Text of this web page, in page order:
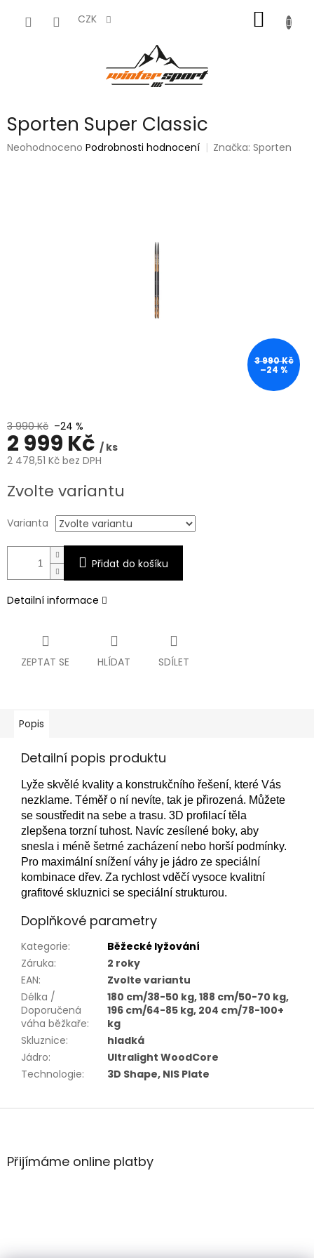
CZK
KOŠÍK
Sporten Super Classic
Průměrné
Neohodnoceno Podrobnosti hodnocení Značka:Sporten
3 990 Kč
–24 %
3 990 Kč –24 %
2 999 Kč / ks
2 478,51 Kč bez DPH
cena:
Zvolte variantu
Varianta
Přidat do košíku
Detailní informace
ZEPTAT SE HLÍDAT SDÍLET
Popis
Detailní popis produktu
Lyže skvělé kvality a konstrukčního řešení, které Vás
nezklame. Téměř o ní nevíte, tak je přirozená. Můžete
se soustředit na sebe a trasu. 3D profilací těla
zlepšena torzní tuhost. Navíc zesílené boky, aby
snesla i méně šetrné zacházení nebo horší podmínky.
Pro maximální snížení váhy je jádro ze speciální
kombinace dřev. Za rychlost vděčí vysoce kvalitní
grafitové skluznici se speciální strukturou.
Doplňkové parametry
Kategorie:
Běžecké lyžování
Záruka:
2 roky
EAN:
Zvolte variantu
Délka /
Doporučená
váha běžkaře:
180 cm/38-50 kg, 188 cm/50-70 kg,
196 cm/64-85 kg, 204 cm/78-100+
kg
Skluznice:
hladká
Jádro:
Ultralight WoodCore
Technologie: 3D Shape, NIS Plate
Z
aPřijímáme online platby